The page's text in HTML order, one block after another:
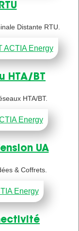
Distante RTU.
HTA/BT
HTA/BT.
UA
& Coffrets.